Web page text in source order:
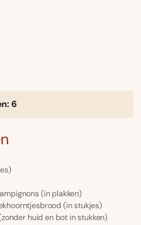
6
(in plakken)
(in stukjes)
huid en bot in stukken)